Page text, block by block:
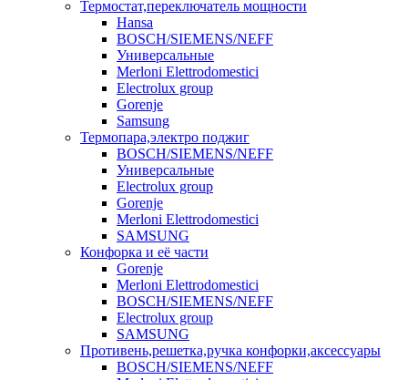
Термостат,переключатель мощности
Hansa
BOSCH/SIEMENS/NEFF
Универсальные
Merloni Elettrodomestici
Electrolux group
Gorenje
Samsung
Термопара,электро поджиг
BOSCH/SIEMENS/NEFF
Универсальные
Electrolux group
Gorenje
Merloni Elettrodomestici
SAMSUNG
Конфорка и её части
Gorenje
Merloni Elettrodomestici
BOSCH/SIEMENS/NEFF
Electrolux group
SAMSUNG
Противень,решетка,ручка конфорки,аксессуары
BOSCH/SIEMENS/NEFF